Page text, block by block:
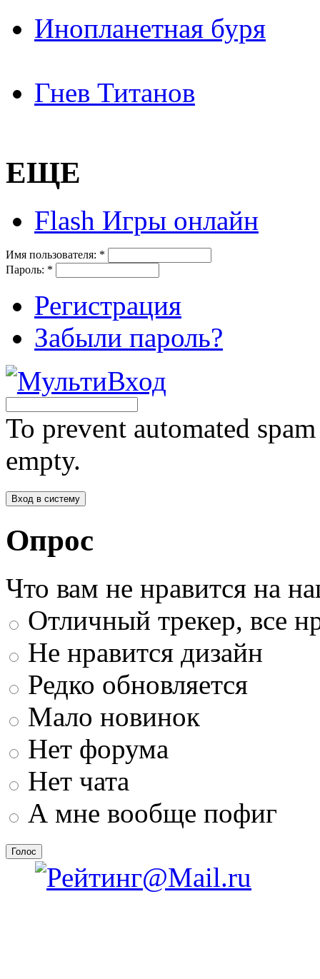
Инопланетная буря
Гнев Титанов
ЕЩЕ
Flash Игры онлайн
Имя пользователя: *
Пароль: *
Регистрация
Забыли пароль?
To prevent automated
empty.
Опрос
Что вам не нравится на
Отличный трекер, все
Не нравится дизайн
Редко обновляется
Мало новинок
Нет форума
Нет чата
А мне вообще пофиг